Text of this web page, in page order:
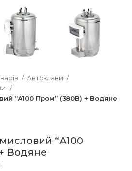
Автоклави
“А100 Пром” (380В) + Водяне
“А100
Водяне